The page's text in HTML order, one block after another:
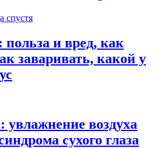
спустя
и вред, как
заваривать, какой у
увлажнение воздуха
сухого глаза